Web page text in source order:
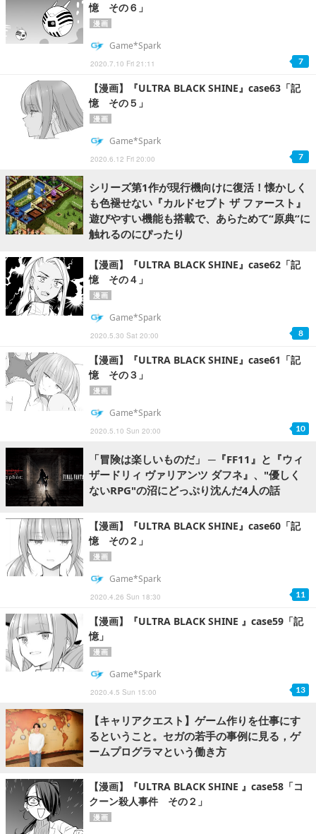
憶 その６」
漫画
2020.7.10 Fri 21:11
Game*Spark
7
【漫画】『ULTRA BLACK SHINE』case63「記
憶 その５」
漫画
2020.6.12 Fri 20:00
Game*Spark
7
シリーズ第1作が現行機向けに復活！懐かしく
も色褪せない『カルドセプト ザ ファースト』
遊びやすい機能も搭載で、あらためて“原典”に
触れるのにぴったり
【漫画】『ULTRA BLACK SHINE』case62「記
憶 その４」
漫画
2020.5.30 Sat 20:00
Game*Spark
8
【漫画】『ULTRA BLACK SHINE』case61「記
憶 その３」
漫画
2020.5.10 Sun 20:00
Game*Spark
10
「冒険は楽しいものだ」 ─『FF11』と『ウィ
ザードリィ ヴァリアンツ ダフネ』、"優しく
ないRPG"の沼にどっぷり沈んだ4人の話
【漫画】『ULTRA BLACK SHINE』case60「記
憶 その２」
漫画
2020.4.26 Sun 18:30
Game*Spark
11
【漫画】『ULTRA BLACK SHINE 』case59「記
憶」
漫画
2020.4.5 Sun 15:00
Game*Spark
13
【キャリアクエスト】ゲーム作りを仕事にす
るということ。セガの若手の事例に見る，ゲ
ームプログラマという働き方
【漫画】『ULTRA BLACK SHINE 』case58「コ
クーン殺人事件 その２」
漫画